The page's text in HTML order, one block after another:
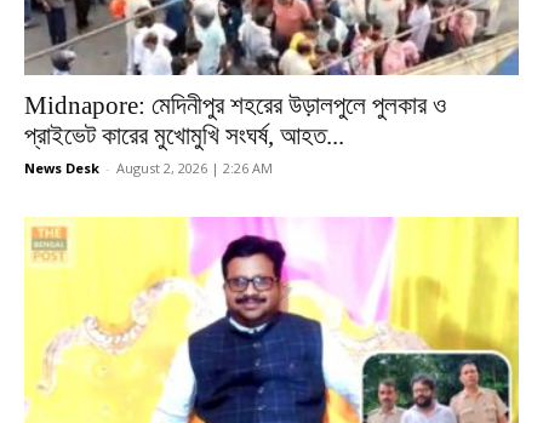
Midnapore: মেদিনীপুর শহরের উড়ালপুলে পুলকার ও
প্রাইভেট কারের মুখোমুখি সংঘর্ষ, আহত...
News Desk - August 2, 2026 | 2:26 AM